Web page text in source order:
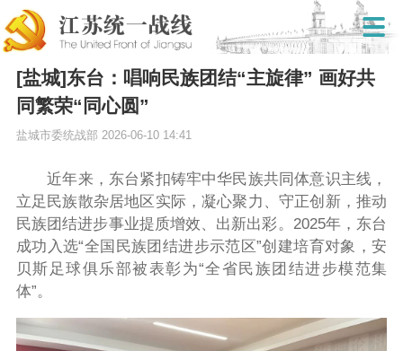
[盐城]东台：唱响民族团结“主旋律” 画好共
同繁荣“同心圆”
盐城市委统战部 2026-06-10 14:41
近年来，东台紧扣铸牢中华民族共同体意识主线，
立足民族散杂居地区实际，凝心聚力、守正创新，推动
民族团结进步事业提质增效、出新出彩。2025年，东台
成功入选“全国民族团结进步示范区”创建培育对象，安
贝斯足球俱乐部被表彰为“全省民族团结进步模范集
体”。